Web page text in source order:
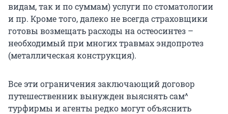
видам, так и по суммам) услуги по стоматологии
и пр. Кроме того, далеко не всегда страховщики
готовы возмещать расходы на остеосинтез –
необходимый при многих травмах эндопротез
(металлическая конструкция).
Все эти ограничения заключающий договор
путешественник вынужден выяснять сам^
турфирмы и агенты редко могут объяснить